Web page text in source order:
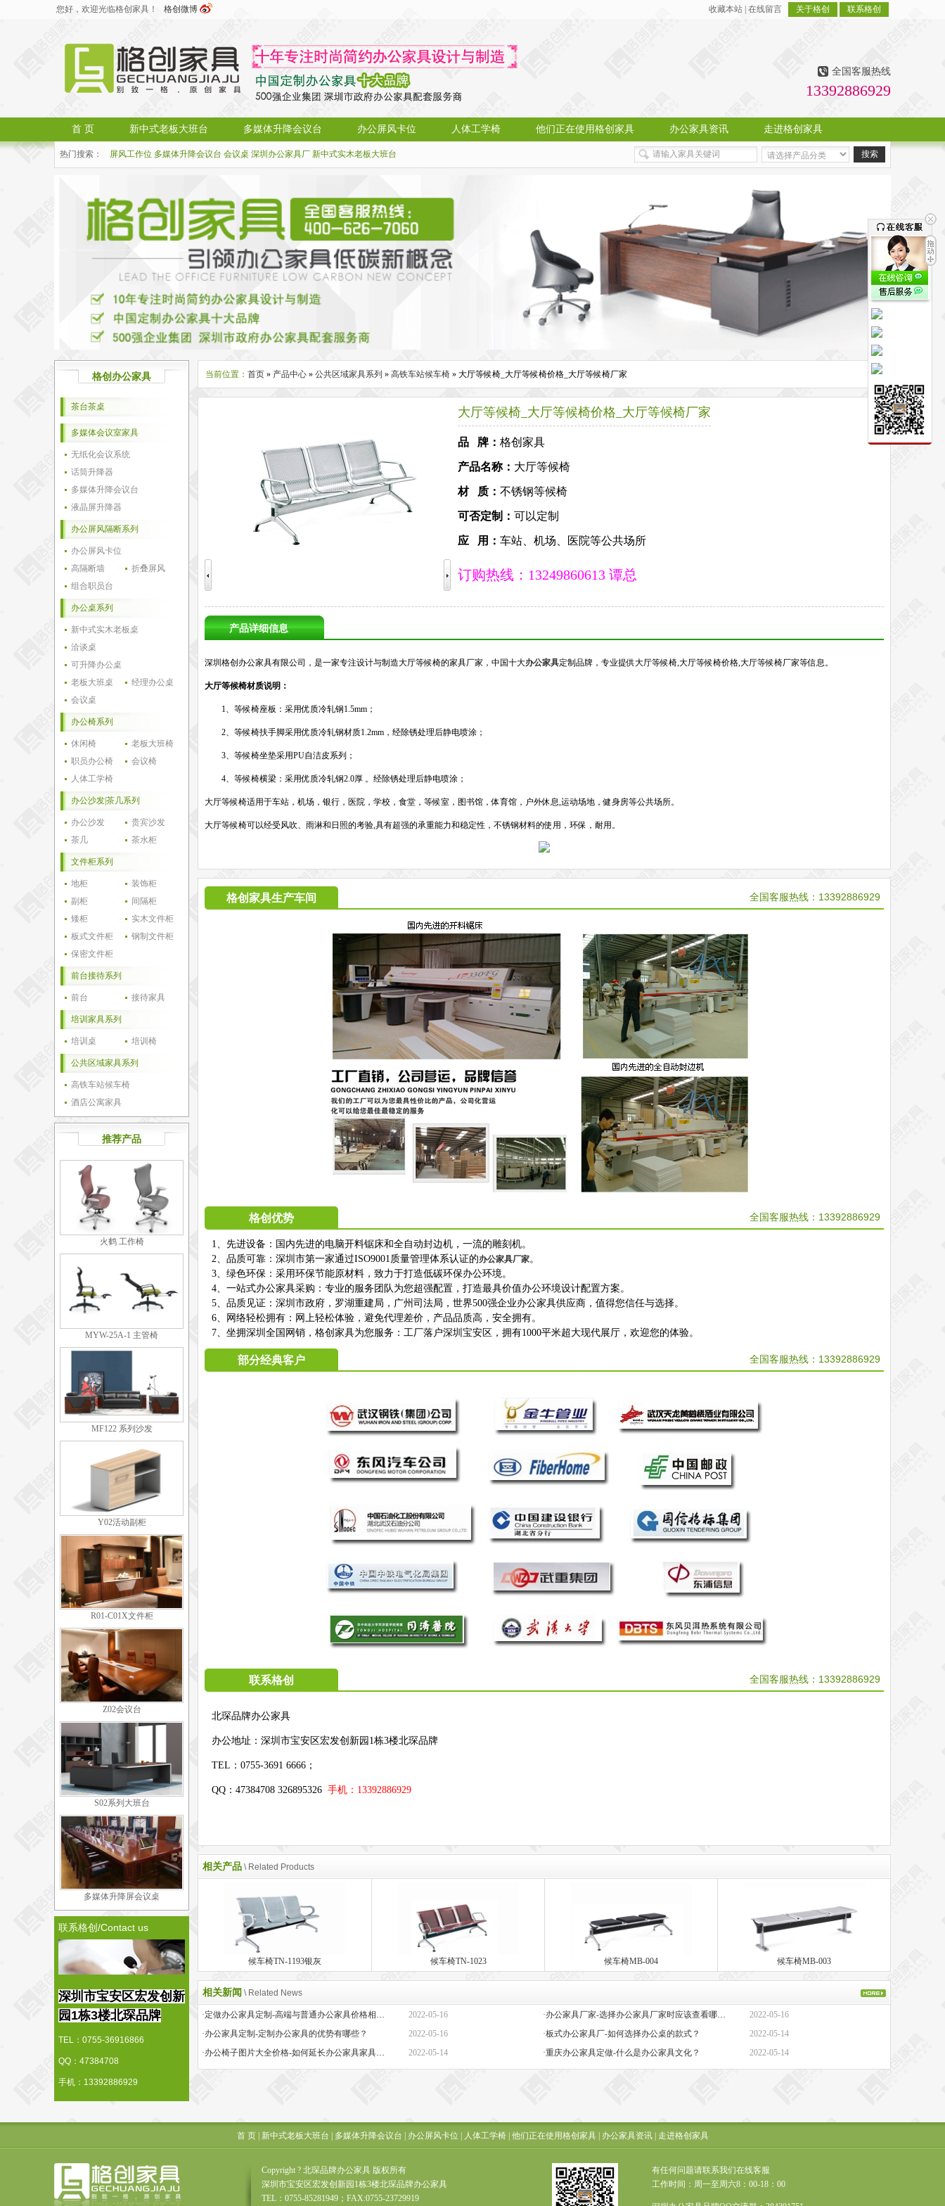
您好，欢迎光临格创家具！ 格创微博 收藏本站 在线留言 关于格创 联系格创
全国客服热线
13392886929
首 页 新中式老板大班台 多媒体升降会议台 办公屏风卡位 人体工学椅 他们正在使用格创家具 办公家具资讯 走进格创家具
热门搜索： 屏风工作位 多媒体升降会议台 会议桌 深圳办公家具厂 新中式实木老板大班台
格创办公家具
茶台茶桌
多媒体会议室家具
无纸化会议系统
话筒升降器
多媒体升降会议台
液晶屏升降器
办公屏风隔断系列
办公屏风卡位
高隔断墙
折叠屏风
组合职员台
办公桌系列
新中式实木老板桌
洽谈桌
可升降办公桌
老板大班桌
经理办公桌
会议桌
办公椅系列
休闲椅
老板大班椅
职员办公椅
会议椅
人体工学椅
办公沙发|茶几系列
办公沙发
贵宾沙发
茶几
茶水柜
文件柜系列
地柜
装饰柜
副柜
间隔柜
矮柜
实木文件柜
板式文件柜
钢制文件柜
保密文件柜
前台接待系列
前台 接待家具
培训家具系列
培训桌 培训椅
公共区域家具系列
高铁车站候车椅
酒店公寓家具
推荐产品
火鹤 工作椅
MYW-25A-1 主管椅
MF122 系列沙发
Y02活动副柜
R01-C01X文件柜
Z02会议台
S02系列大班台
多媒体升降屏会议桌
联系格创/Contact us
深圳市宝安区宏发创新
园1栋3楼北琛品牌
TEL：0755-36916866
QQ：47384708
手机：13392886929
当前位置： 首页 » 产品中心 » 公共区域家具系列 » 高铁车站候车椅 » 大厅等候椅_大厅等候椅价格_大厅等候椅厂家
大厅等候椅_大厅等候椅价格_大厅等候椅厂家
品 牌： 格创家具
产品名称： 大厅等候椅
材 质： 不锈钢等候椅
可否定制： 可以定制
应 用： 车站、机场、医院等公共场所
订购热线：13249860613 谭总
产品详细信息
深圳格创办公家具有限公司，是一家专注设计与制造大厅等候椅的家具厂家，中国十大办公家具定制品牌，专业提供大厅等候椅,大厅等候椅价格,大厅等候椅厂家等信息。
大厅等候椅材质说明：
1、等候椅座板：采用优质冷轧钢1.5mm；
2、等候椅扶手脚采用优质冷轧钢材质1.2mm，经除锈处理后静电喷涂；
3、等候椅坐垫采用PU自洁皮系列；
4、等候椅横梁：采用优质冷轧钢2.0厚 。经除锈处理后静电喷涂；
大厅等候椅适用于车站，机场，银行，医院，学校，食堂，等候室，图书馆，体育馆，户外休息,运动场地，健身房等公共场所。
大厅等候椅可以经受风吹、雨淋和日照的考验,具有超强的承重能力和稳定性，不锈钢材料的使用，环保，耐用。
格创家具生产车间 全国客服热线：13392886929
格创优势 全国客服热线：13392886929
1、先进设备：国内先进的电脑开料锯床和全自动封边机，一流的雕刻机。
2、品质可靠：深圳市第一家通过ISO9001质量管理体系认证的办公家具厂家。
3、绿色环保：采用环保节能原材料，致力于打造低碳环保办公环境。
4、一站式办公家具采购：专业的服务团队为您超强配置，打造最具价值办公环境设计配置方案。
5、品质见证：深圳市政府，罗湖重建局，广州司法局，世界500强企业办公家具供应商，值得您信任与选择。
6、网络轻松拥有：网上轻松体验，避免代理差价，产品品质高，安全拥有。
7、坐拥深圳全国网销，格创家具为您服务：工厂落户深圳宝安区，拥有1000平米超大现代展厅，欢迎您的体验。
部分经典客户 全国客服热线： 13392886929
联系格创 全国客服热线： 13392886929
北琛品牌办公家具
办公地址： 深圳市宝安区宏发创新园1栋3楼北琛品牌
TEL：0755-3691 6666；
QQ：47384708 326895326 手机：13392886929
相关产品 \ Related Products
候车椅TN-1193银灰 候车椅TN-1023 候车椅MB-004 候车椅MB-003
相关新闻 \ Related News
·定做办公家具定制-高端与普通办公家具价格相差巨大的原因是什么？ 2022-05-16 ·办公家具厂家-选择办公家具厂家时应该查看哪些方面？
2022-05-16
·办公家具定制-定制办公家具的优势有哪些？
2022-05-16 ·板式办公家具厂-如何选择办公桌的款式？
2022-05-14
·办公椅子图片大全价格-如何延长办公家具家具的保质期？
2022-05-14 ·重庆办公家具定做-什么是办公家具文化？ 2022-05-14
首 页| 新中式老板大班台 多媒体升降会议台 办公屏风卡位 人体工学椅| 他们正在使用格创家具| 办公家具资讯| 走进格创家具
Copyright ? 北琛品牌办公家具 版权所有
深圳市宝安区宏发创新园1栋3楼北琛品牌办公家具
TEL：0755-85281949；FAX:0755-23729919
有任何问题请联系我们在线客服
工作时间：周一至周六8：00-18：00